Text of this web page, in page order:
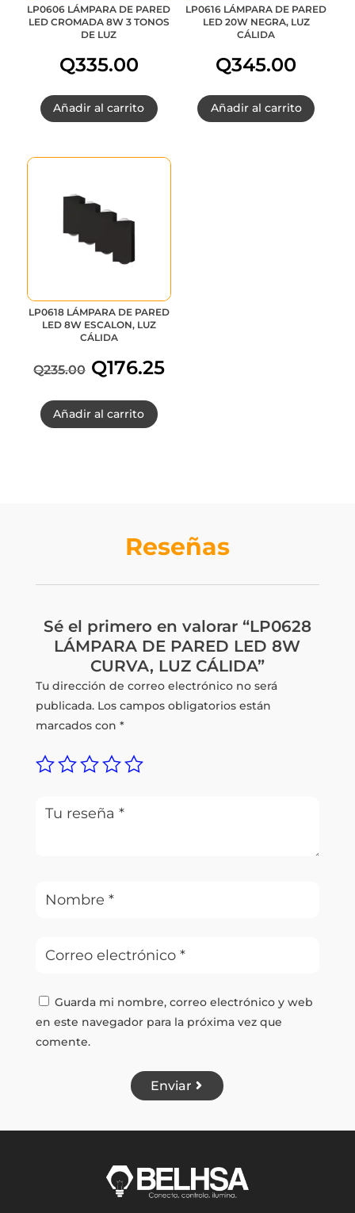
LP0606 LÁMPARA DE PARED
LED CROMADA 8W 3 TONOS
DE LUZ
Q335.00
Añadir al carrito
LP0616 LÁMPARA DE PARED
LED 20W NEGRA, LUZ
CÁLIDA
Q345.00
Añadir al carrito
LP0618 LÁMPARA DE PARED
LED 8W ESCALON, LUZ
CÁLIDA
Q235.00
precio
Q235.00.
Q176.25
Q176.25.
Añadir al carrito
Reseñas
Sé el primero en valorar “LP0628
LÁMPARA DE PARED LED 8W
CURVA, LUZ CÁLIDA”
Tu dirección de correo electrónico no será
publicada. Los campos obligatorios están
marcados con *
Guarda mi nombre, correo electrónico y web
en este navegador para la próxima vez que
comente.
Enviar